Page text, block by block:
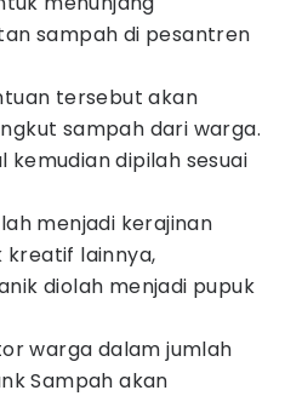
sampah di pesantren
tersebut akan
sampah dari warga.
dipilah sesuai
menjadi kerajinan
kreatif lainnya,
diolah menjadi pupuk
warga dalam jumlah
Sampah akan